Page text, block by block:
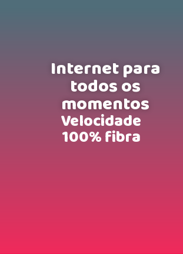
Internet para
todos os
momentos
Velocidade
100% fibra